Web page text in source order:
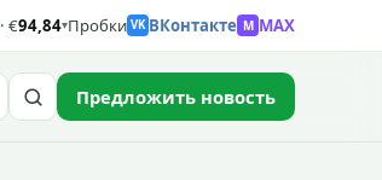
· €94,84▾Пробки VK ВКонтакте M MAX
Предложить новость